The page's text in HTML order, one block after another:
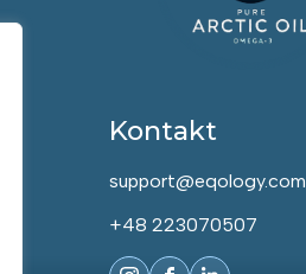
Kontakt
support@eqology.com
+48 223070507